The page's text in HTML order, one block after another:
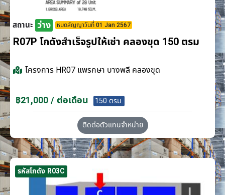
สถานะ ว่าง หมดสัญญาวันที่ 01 Jan 2567
R07P โกดังสำเร็จรูปให้เช่า คลองขุด 150 ตรม
โครงการ HR07 แพรกษา บางพลี คลองขุด
฿21,000 / ต่อเดือน 150 ตรม.
ติดต่อตัวแทนจำหน่าย
รหัสโกดัง R03C